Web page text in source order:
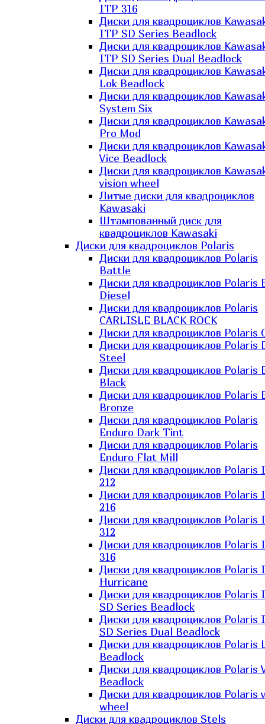
ITP 316
Диски для квадроциклов
ITP SD Series Beadlock
Диски для квадроциклов
ITP SD Series Dual Beadlock
Диски для квадроциклов
Lok Beadlock
Диски для квадроциклов
System Six
Диски для квадроциклов
Pro Mod
Диски для квадроциклов
Vice Beadlock
Диски для квадроциклов
vision wheel
Литые диски для квадроциклов
Kawasaki​
Штампованный диск для
квадроциклов Kawasaki​
Диски для квадроциклов Polaris
Диски для квадроциклов Polaris
Battle
Диски для квадроциклов Polaris
Diesel
Диски для квадроциклов Polaris
CARLISLE BLACK ROCK
Диски для квадроциклов Polaris
Диски для квадроциклов Polaris
Steel
Диски для квадроциклов Polaris
Black
Диски для квадроциклов Polaris
Bronze
Диски для квадроциклов Polaris
Enduro Dark Tint
Диски для квадроциклов Polaris
Enduro Flat Mill
Диски для квадроциклов Polaris
212
Диски для квадроциклов Polaris
216
Диски для квадроциклов Polaris
312
Диски для квадроциклов Polaris
316
Диски для квадроциклов Polaris
Hurricane
Диски для квадроциклов Polaris
SD Series Beadlock
Диски для квадроциклов Polaris
SD Series Dual Beadlock
Диски для квадроциклов Polaris
Beadlock
Диски для квадроциклов Polaris
Beadlock
Диски для квадроциклов Polaris
wheel
Диски для квадроциклов Stels